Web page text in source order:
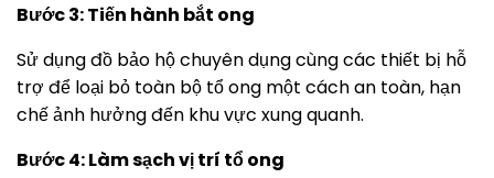
Bước 3: Tiến hành bắt ong
Sử dụng đồ bảo hộ chuyên dụng cùng các thiết bị hỗ
trợ để loại bỏ toàn bộ tổ ong một cách an toàn, hạn
chế ảnh hưởng đến khu vực xung quanh.
Bước 4: Làm sạch vị trí tổ ong